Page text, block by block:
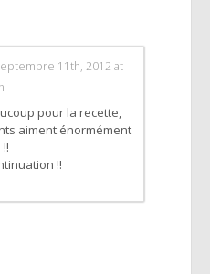
11th, 2012 at
pour la recette,
aiment énormément
!!